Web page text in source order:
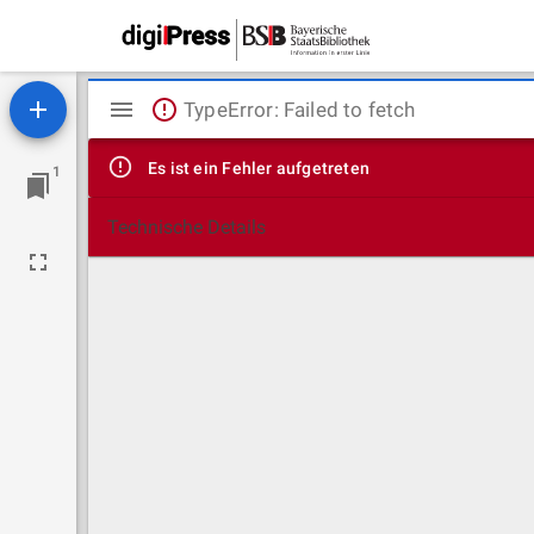
1
Mirador
Viewer
TypeError: Failed to fetch
Es ist ein Fehler aufgetreten
Technische Details